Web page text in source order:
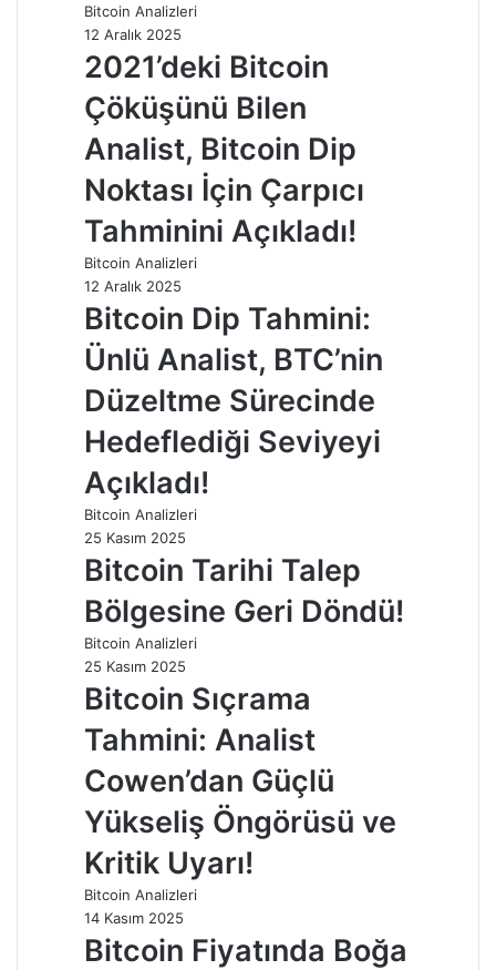
Bitcoin Analizleri
12 Aralık 2025
2021’deki Bitcoin
Çöküşünü Bilen
Analist, Bitcoin Dip
Noktası İçin Çarpıcı
Tahminini Açıkladı!
Bitcoin Analizleri
12 Aralık 2025
Bitcoin Dip Tahmini:
Ünlü Analist, BTC’nin
Düzeltme Sürecinde
Hedeflediği Seviyeyi
Açıkladı!
Bitcoin Analizleri
25 Kasım 2025
Bitcoin Tarihi Talep
Bölgesine Geri Döndü!
Bitcoin Analizleri
25 Kasım 2025
Bitcoin Sıçrama
Tahmini: Analist
Cowen’dan Güçlü
Yükseliş Öngörüsü ve
Kritik Uyarı!
Bitcoin Analizleri
14 Kasım 2025
Bitcoin Fiyatında Boğa